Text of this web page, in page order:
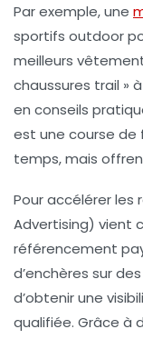
Par exemple, une
sportifs outdoor
meilleurs
chaussures trail »
en conseils
est une course de
temps, mais
Pour accélérer les
Advertising) vient
référencement
d’enchères sur
d’obtenir une
qualifiée. Grâce à